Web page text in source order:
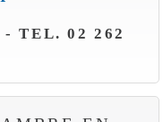
TEL. 02 262